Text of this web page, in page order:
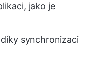
jako je
synchronizaci